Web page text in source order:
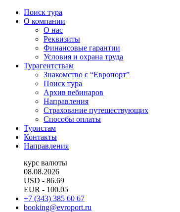
Поиск тура
О компании
О нас
Реквизиты
Финансовые гарантии
Условия и охрана труда
Турагентствам
Знакомство с “Европорт”
Поиск тура
Архив вебинаров
Направления
Страхование путешествующих
Способы оплаты
Туристам
Контакты
Направления
курс валюты
08.08.2026
USD - 86.69
EUR - 100.05
+7 (343) 385 60 67
booking@evroport.ru